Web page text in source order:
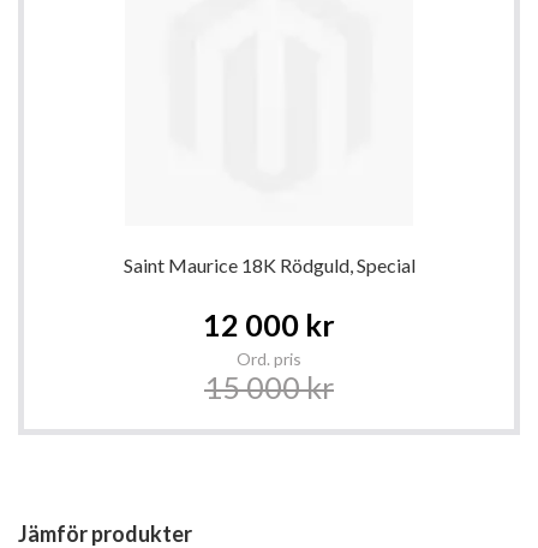
Saint Maurice 18K Rödguld, Special
12 000 kr
Ord. pris
15 000 kr
Jämför produkter